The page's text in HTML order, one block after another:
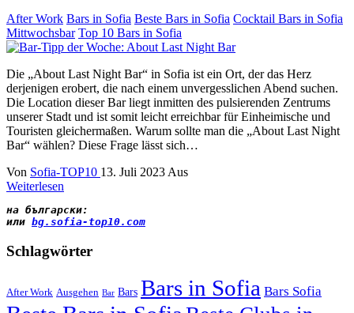
After Work Bars in Sofia Beste Bars in Sofia Cocktail Bars in Sofia
Mittwochsbar Top 10 Bars in Sofia
Die „About Last Night Bar“ in Sofia ist ein Ort, der das Herz
derjenigen erobert, die nach einem unvergesslichen Abend suchen.
Die Location dieser Bar liegt inmitten des pulsierenden Zentrums
unserer Stadt und ist somit leicht erreichbar für Einheimische und
Touristen gleichermaßen. Warum sollte man die „About Last Night
Bar“ wählen? Diese Frage lässt sich…
Von Sofia-TOP10 13. Juli 2023Aus
Weiterlesen
на български:
или bg.sofia-top10.com
Schlagwörter
After Work Ausgehen Bar Bars Bars in Sofia Bars Sofia